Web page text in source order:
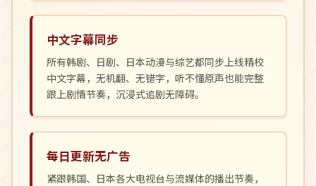
中文字幕同步
所有韩剧、日剧、日本动漫与综艺都同步上线精校
中文字幕，无机翻、无错字，听不懂原声也能完整
跟上剧情节奏，沉浸式追剧无障碍。
每日更新无广告
紧跟韩国、日本各大电视台与流媒体的播出节奏，